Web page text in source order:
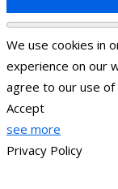
We use cookies in
experience on our
agree to our use of
Accept
see more
Privacy Policy